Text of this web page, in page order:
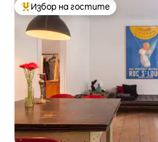
Най-популярен избор на гостите
Избор на гостите